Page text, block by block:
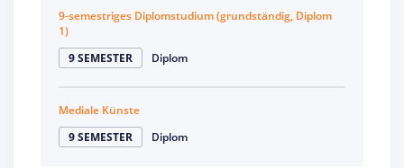
9-semestriges Diplomstudium (grundständig, Diplom
1)
9 SEMESTER
Diplom
Mediale Künste
9 SEMESTER
Diplom